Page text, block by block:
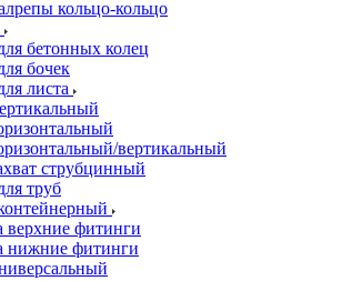
кольцо-кольцо
бетонных колец
бочек
листа
вертикальный
струбцинный
труб
верхние фитинги
нижние фитинги